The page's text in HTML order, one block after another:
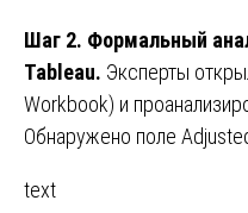
Шаг 2. Формальный
Tableau. Эксперты
Workbook) и
Обнаружено поле
text